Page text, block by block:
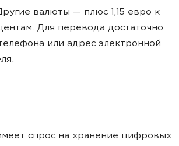
валюты — плюс 1,15 евро к
Для перевода достаточно
или адрес электронной
спрос на хранение цифровых